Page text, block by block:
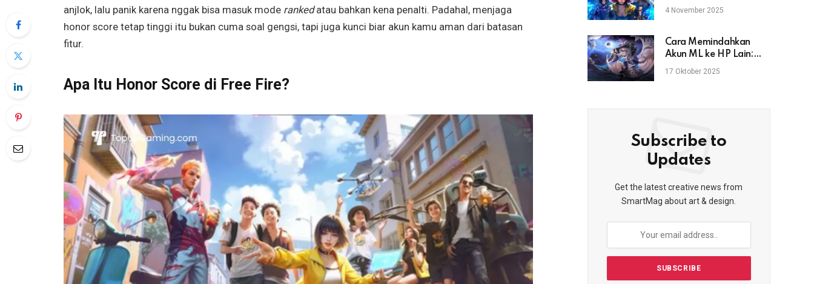
anjlok, lalu panik karena nggak bisa masuk mode rankedatau bahkan kena penalti. Padahal, menjaga
honor score tetap tinggi itu bukan cuma soal gengsi, tapi juga kunci biar akun kamu aman dari batasan
fitur.
Apa Itu Honor Score di Free Fire?
Naik Rank & Booyah
4 November 2025
Cara Memindahkan
Akun ML ke HP Lain:
Aman, Cepat, dan Anti
17 Oktober 2025
Subscribe to
Updates
Get the latest creative news from
SmartMag about art & design.